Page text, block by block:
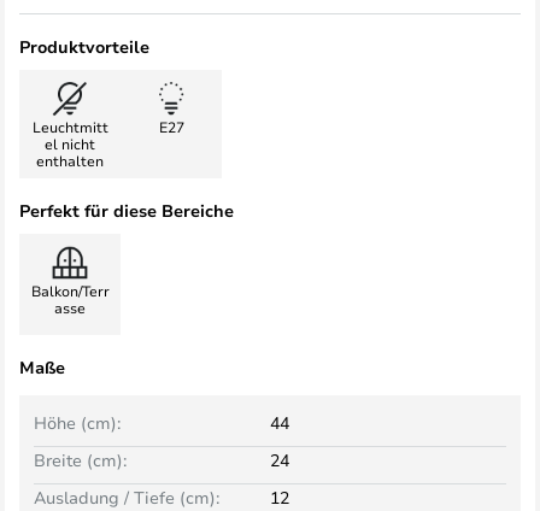
Produktvorteile
Leuchtmitt
el nicht
enthalten
E27
Perfekt für diese Bereiche
Balkon/Terr
asse
Maße
Breite (cm): 24
Höhe (cm): 44
Ausladung / Tiefe (cm): 12